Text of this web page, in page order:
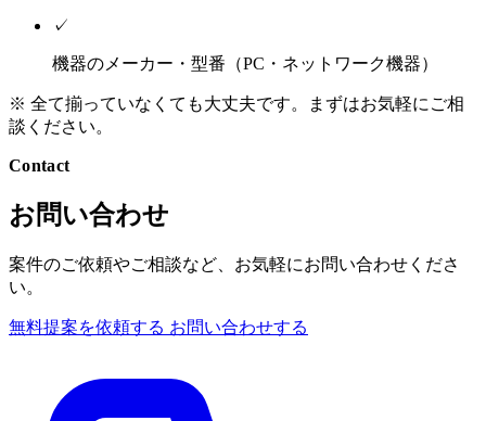
✓
機器のメーカー・型番（PC・ネットワーク機器）
※ 全て揃っていなくても大丈夫です。まずはお気軽にご相
談ください。
Contact
お問い合わせ
案件のご依頼やご相談など、お気軽にお問い合わせくださ
い。
無料提案を依頼する お問い合わせする